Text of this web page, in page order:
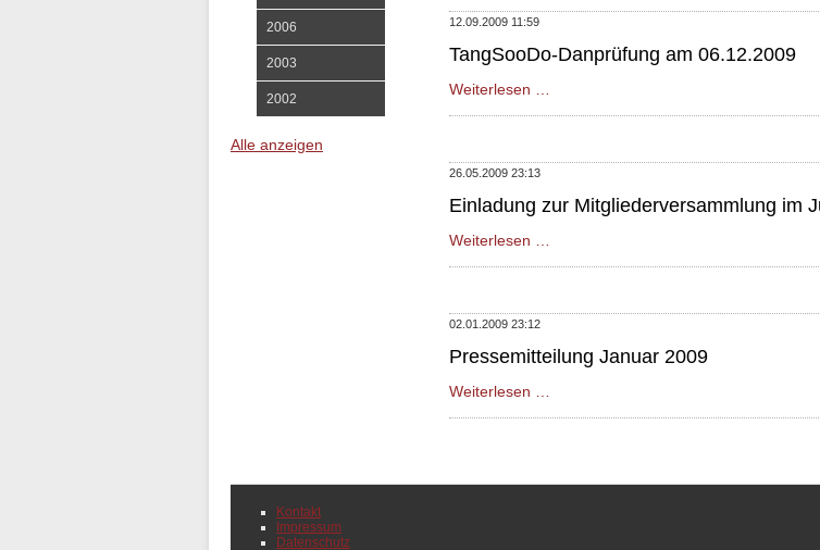
18.10.2009
12.09.2009 11:59
TangSooDo-Danprüfung am 06.12.2009
Weiterlesen …
Danprüfung
06.12.2009
26.05.2009 23:13
Einladung zur Mitgliederversammlung im
Weiterlesen …
zur
im
02.01.2009 23:12
Pressemitteilung Januar 2009
Weiterlesen …
Januar
2006
2003
2002
Alle anzeigen
Navigation
überspringen
Kontakt
Impressum
Datenschutz